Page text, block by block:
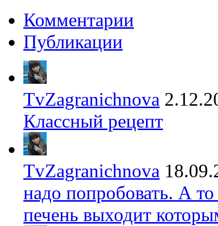
Комментарии
Публикации
TvZagranichnova
Классный рецепт
TvZagranichnova
надо попробовать. А
печень выходит